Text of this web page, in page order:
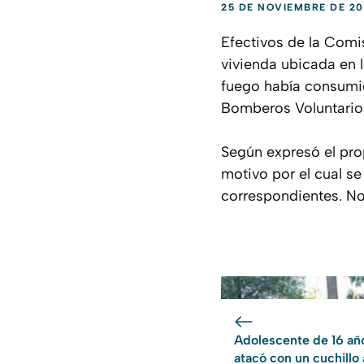
25 DE NOVIEMBRE DE
Efectivos de la
vivienda ubicada en
fuego había
Bomberos
Según expresó el
motivo por el cual
correspondientes.
Adolescente de 16
atacó con un cuchillo